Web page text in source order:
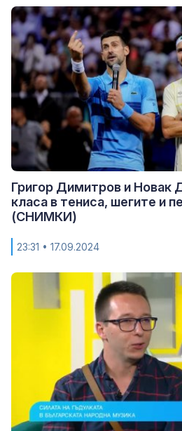
Григор Димитров и Новак
класа в тениса, шегите и
(СНИМКИ)
23:31 • 17.09.2024